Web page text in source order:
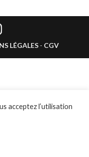
LÉGALES - CGV
acceptez l’utilisation